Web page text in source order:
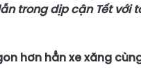
trong dịp cận Tết với
hơn hẳn xe xăng